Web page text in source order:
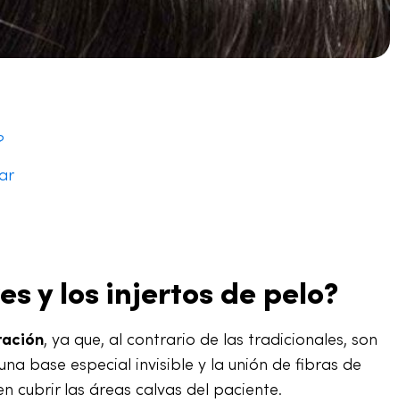
y los injertos de pelo?
, ya que, al contrario de las tradicionales, son
base especial invisible y la unión de fibras de
cubrir las áreas calvas del paciente.